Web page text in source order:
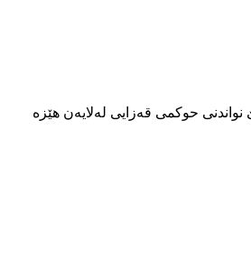
خەڵکی سەقز، بەبێ نواندنی حوکمی قەزایی لەلایەن هێزە